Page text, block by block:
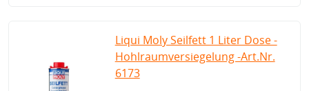
Liqui Moly Seilfett 1 Liter Dose -
Hohlraumversiegelung -Art.Nr.
6173